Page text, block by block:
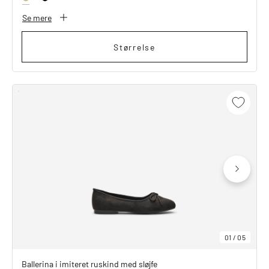
Se mere
Størrelse
01 /05
Ballerina i imiteret ruskind med sløjfe